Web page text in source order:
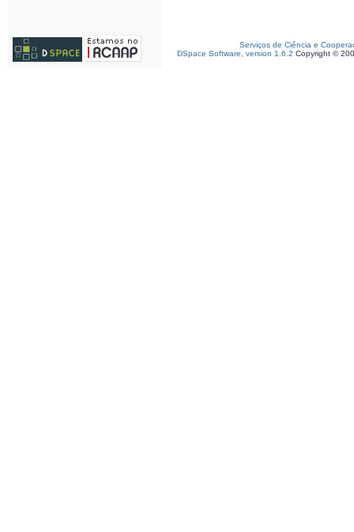
Serviços de Ciência e
DSpace Software, version 1.6.2 Copyright ©